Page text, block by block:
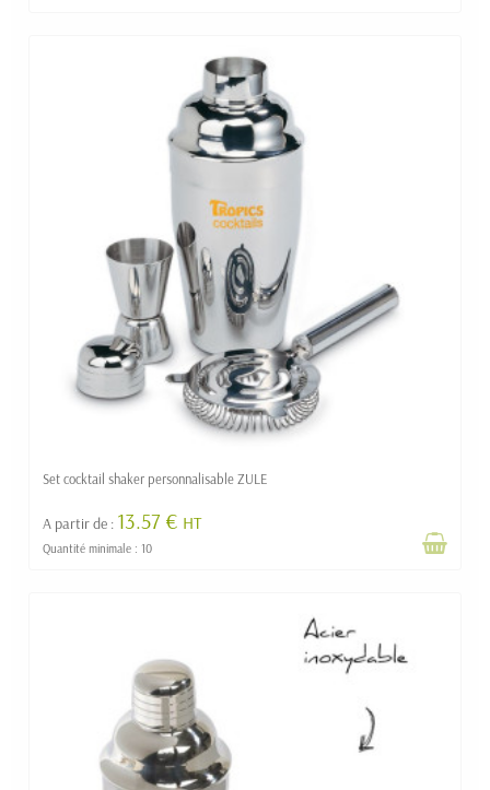
Set cocktail shaker personnalisable ZULE
A partir de : 13.57 € HT
Quantité minimale : 10